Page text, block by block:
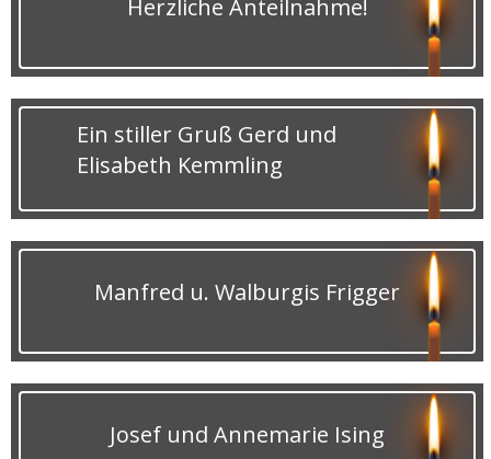
Herzliche Anteilnahme!
Ein stiller Gruß Gerd und
Elisabeth Kemmling
Manfred u. Walburgis Frigger
Josef und Annemarie Ising